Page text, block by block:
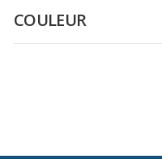
COULEUR